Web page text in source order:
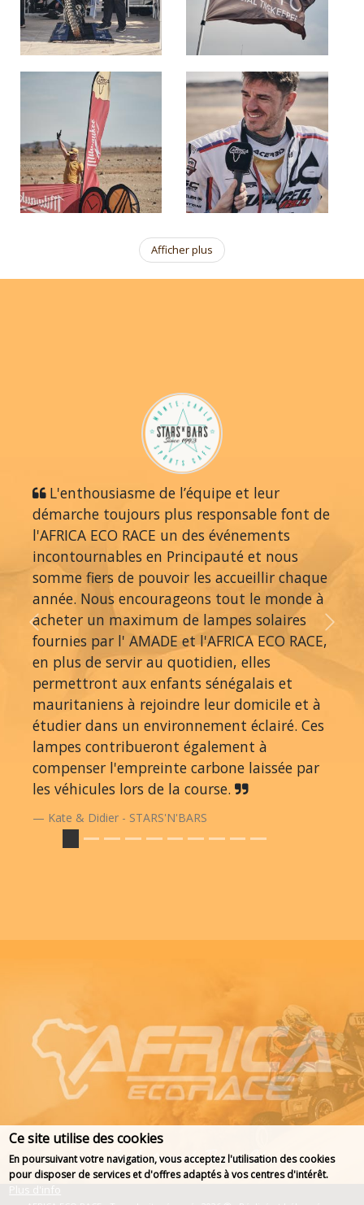
Afficher plus
L'enthousiasme de l’équipe et leur
démarche toujours plus responsable font de
l'AFRICA ECO RACE un des événements
incontournables en Principauté et nous
somme fiers de pouvoir les accueillir chaque
année. Nous encourageons tout le monde à
acheter un maximum de lampes solaires
fournies par l' AMADE et l'AFRICA ECO RACE,
en plus de servir au quotidien, elles
permettront aux enfants sénégalais et
mauritaniens à rejoindre leur domicile et à
étudier dans un environnement éclairé. Ces
lampes contribueront également à
compenser l'empreinte carbone laissée par
les véhicules lors de la course.
Kate & Didier - STARS'N'BARS
Previous Next
Ce site utilise des cookies
En poursuivant votre navigation, vous acceptez l'utilisation des cookies
pour disposer de services et d'offres adaptés à vos centres d'intérêt.
Plus d'info